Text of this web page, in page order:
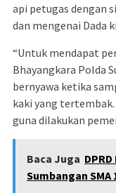
api petugas dengan
dan mengenai Dada
“Untuk mendapat
Bhayangkara Polda
bernyawa ketika
kaki yang tertembak.
guna dilakukan
Baca Juga
Sumbangan SMA